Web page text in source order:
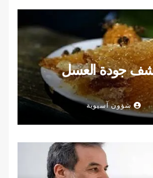
جودة العسل
شؤون آسيوية